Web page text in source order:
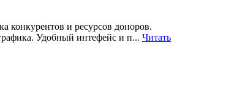
конкурентов и ресурсов доноров.
Удобный интефейс и п... Читать